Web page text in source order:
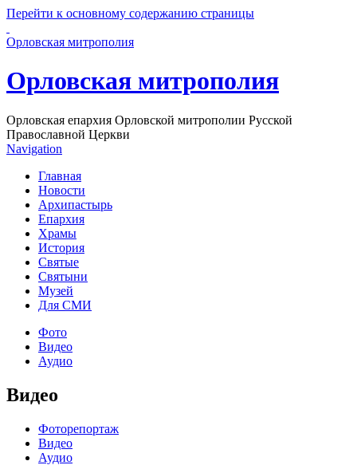
Перейти к основному содержанию страницы
Орловская митрополия
Орловская митрополия
Орловская епархия Орловской митрополии Русской
Православной Церкви
Navigation
Главная
Новости
Архипастырь
Епархия
Храмы
История
Святые
Святыни
Музей
Для СМИ
Фото
Видео
Аудио
Видео
Фоторепортаж
Видео
Аудио